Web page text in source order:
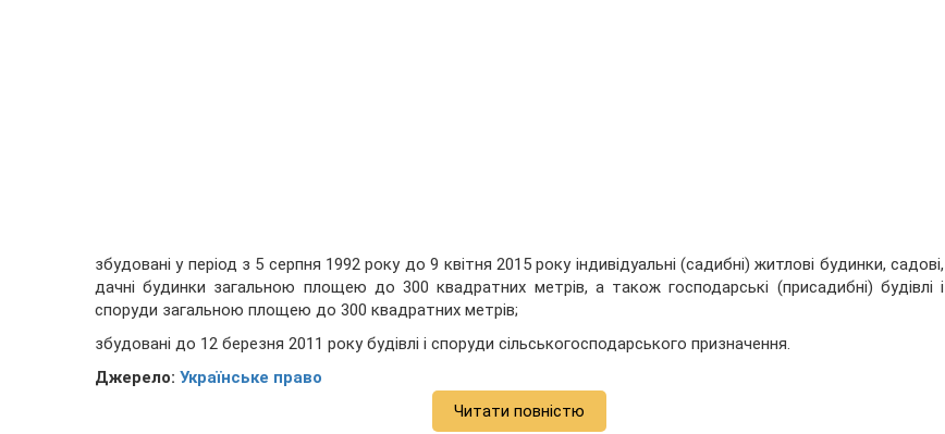
збудовані у період з 5 серпня 1992 року до 9 квітня 2015 року індивідуальні (садибні) житлові будинки, садові,
дачні будинки загальною площею до 300 квадратних метрів, а також господарські (присадибні) будівлі і
споруди загальною площею до 300 квадратних метрів;
збудовані до 12 березня 2011 року будівлі і споруди сільськогосподарського призначення.
Джерело: Українське право
Читати повністю